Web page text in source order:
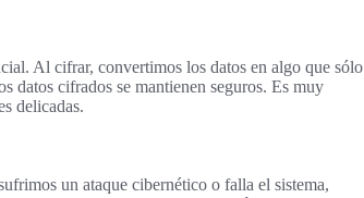
Al cifrar, convertimos los datos en algo que sólo
datos cifrados se mantienen seguros. Es muy
delicadas.
un ataque cibernético o falla el sistema,